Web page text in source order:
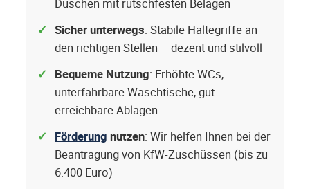
Duschen mit rutschfesten Belägen
Sicher unterwegs: Stabile Haltegriffe an
den richtigen Stellen – dezent und stilvoll
Bequeme Nutzung: Erhöhte WCs,
unterfahrbare Waschtische, gut
erreichbare Ablagen
Förderung nutzen: Wir helfen Ihnen bei der
Beantragung von KfW-Zuschüssen (bis zu
6.400 Euro)